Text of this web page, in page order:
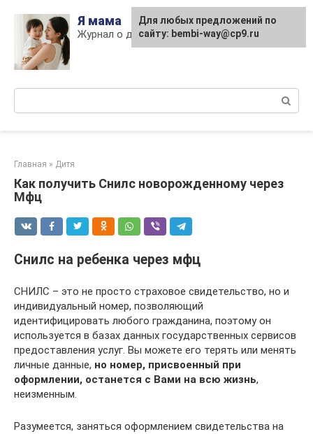
content
Я мама
Журнал о детях и материнстве
Главная » Дитя
Как получить Снилс новорожденному через
Мфц
Снилс на ребенка через мфц
СНИЛС – это не просто страховое свидетельство, но и
индивидуальный номер, позволяющий
идентифицировать любого гражданина, поэтому он
используется в базах данных государственных сервисов
предоставления услуг. Вы можете его терять или менять
личные данные, но номер, присвоенный при
оформлении, останется с Вами на всю жизнь,
неизменным.
Разумеется, заняться оформлением свидетельства на
Для любых предложений по
сайту: bembi-way@cp9.ru